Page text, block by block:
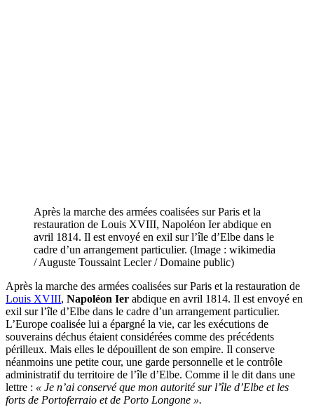
Après la marche des armées coalisées sur Paris et la
restauration de Louis XVIII, Napoléon Ier abdique en
avril 1814. Il est envoyé en exil sur l’île d’Elbe dans le
cadre d’un arrangement particulier. (Image : wikimedia
/ Auguste Toussaint Lecler / Domaine public)
Après la marche des armées coalisées sur Paris et la restauration de
Louis XVIII, Napoléon Ier abdique en avril 1814. Il est envoyé en
exil sur l’île d’Elbe dans le cadre d’un arrangement particulier.
L’Europe coalisée lui a épargné la vie, car les exécutions de
souverains déchus étaient considérées comme des précédents
périlleux. Mais elles le dépouillent de son empire. Il conserve
néanmoins une petite cour, une garde personnelle et le contrôle
administratif du territoire de l’île d’Elbe. Comme il le dit dans une
lettre : « Je n’ai conservé que mon autorité sur l’île d’Elbe et les
forts de Portoferraio et de Porto Longone ».